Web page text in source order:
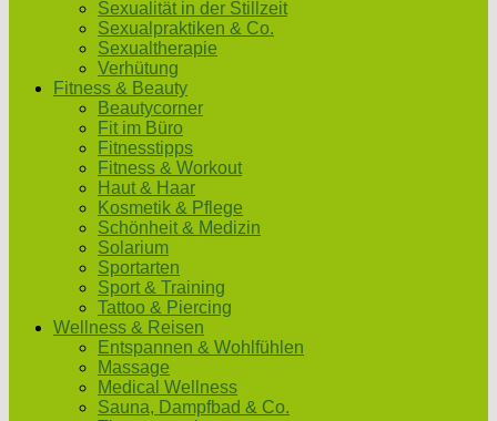
Sexualität in der Stillzeit
Sexualpraktiken & Co.
Sexualtherapie
Verhütung
Fitness & Beauty
Beautycorner
Fit im Büro
Fitnesstipps
Fitness & Workout
Haut & Haar
Kosmetik & Pflege
Schönheit & Medizin
Solarium
Sportarten
Sport & Training
Tattoo & Piercing
Wellness & Reisen
Entspannen & Wohlfühlen
Massage
Medical Wellness
Sauna, Dampfbad & Co.